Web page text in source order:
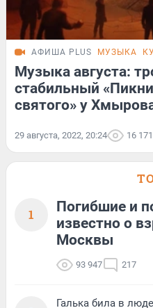
АФИША PLUS МУЗЫКА
Музыка августа:
стабильный
святого» у
29 августа, 2022, 20:24 16 171
1
Погибшие и
известно о
Москвы
93 947 217
Галька била в